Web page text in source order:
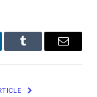
Tumblr Email